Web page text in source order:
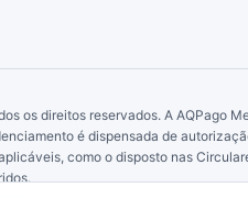
os direitos reservados. A AQPago
é dispensada de
como o disposto nas